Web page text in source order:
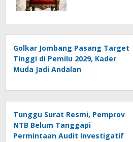
Golkar Jombang Pasang Target
Tinggi di Pemilu 2029, Kader
Muda Jadi Andalan
Tunggu Surat Resmi, Pemprov
NTB Belum Tanggapi
Permintaan Audit Investigatif